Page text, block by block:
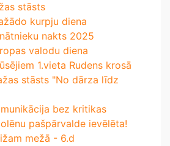
stāsts
kurpju diena
nakts 2025
valodu diena
1.vieta Rudens krosā
stāsts "No dārza līdz
bez kritikas
pašpārvalde ievēlēta!
mežā - 6.d